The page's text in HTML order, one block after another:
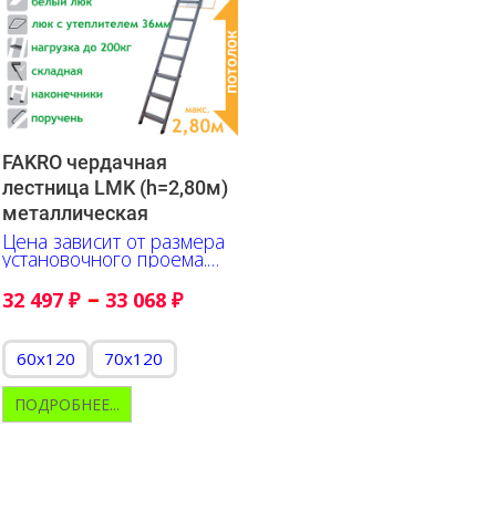
FAKRO чердачная
лестница LMK (h=2,80м)
металлическая
Цена зависит от размера
установочного проема.
Указано в сантиметрах
32 497 ₽ – 33 068 ₽
60x120 70x120
ПОДРОБНЕЕ...